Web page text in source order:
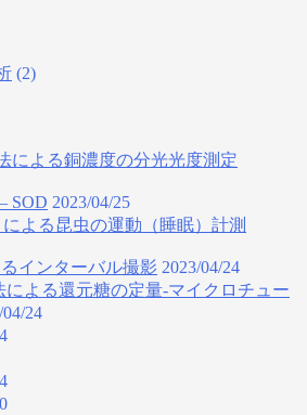
(2)
による銅濃度の分光光度測定
SOD 2023/04/25
による昆虫の運動（睡眠）計測
るインターバル撮影 2023/04/24
による還元糖の定量‐マイクロチュー
04/24